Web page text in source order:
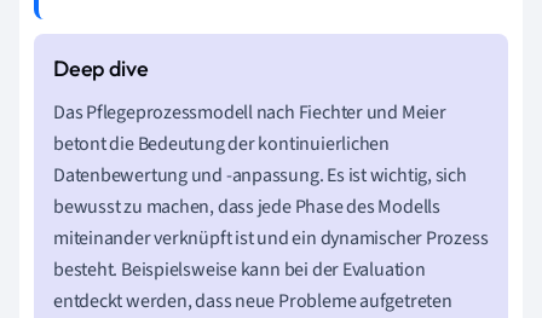
Das Pflegeprozessmodell nach Fiechter und Meier
betont die Bedeutung der kontinuierlichen
Datenbewertung und -anpassung. Es ist wichtig, sich
bewusst zu machen, dass jede Phase des Modells
miteinander verknüpft ist und ein dynamischer Prozess
besteht. Beispielsweise kann bei der Evaluation
entdeckt werden, dass neue Probleme aufgetreten